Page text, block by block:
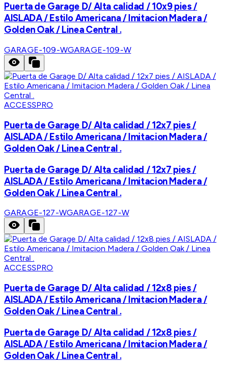
Puerta de Garage D/ Alta calidad / 10x9 pies /
AISLADA / Estilo Americana / Imitacion Madera /
Golden Oak / Linea Central .
GARAGE-109-WGARAGE-109-W
ACCESSPRO
Puerta de Garage D/ Alta calidad / 12x7 pies /
AISLADA / Estilo Americana / Imitacion Madera /
Golden Oak / Linea Central .
Puerta de Garage D/ Alta calidad / 12x7 pies /
AISLADA / Estilo Americana / Imitacion Madera /
Golden Oak / Linea Central .
GARAGE-127-WGARAGE-127-W
ACCESSPRO
Puerta de Garage D/ Alta calidad / 12x8 pies /
AISLADA / Estilo Americana / Imitacion Madera /
Golden Oak / Linea Central .
Puerta de Garage D/ Alta calidad / 12x8 pies /
AISLADA / Estilo Americana / Imitacion Madera /
Golden Oak / Linea Central .